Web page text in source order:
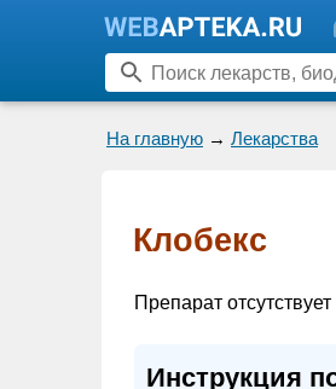
На главную → Лекарства
Клобекс
Препарат
Инструкция